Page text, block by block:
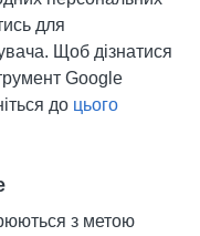
для
Щоб дізнатися
Google
до цього
з метою